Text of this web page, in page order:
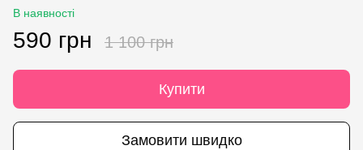
В наявності
590 грн 1 100 грн
Купити
Замовити швидко